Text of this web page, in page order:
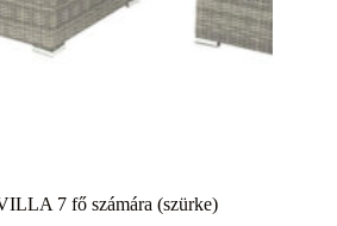
7 fő számára (szürke)